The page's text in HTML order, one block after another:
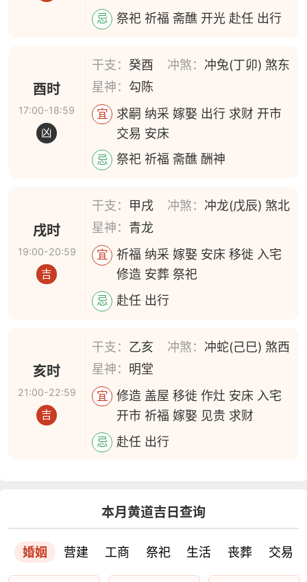
忌 祭祀 祈福 斋醮 开光 赴任 出行
酉时
17:00-18:59
凶
干支：癸酉 冲煞： 冲兔(丁卯) 煞东
星神： 勾陈
宜
求嗣 纳采 嫁娶 出行 求财 开市
交易 安床
忌 祭祀 祈福 斋醮 酬神
戌时
19:00-20:59
吉
干支： 甲戌 冲煞： 冲龙(戊辰) 煞北
星神： 青龙
宜
祈福 纳采 嫁娶 安床 移徙 入宅
修造 安葬 祭祀
忌 赴任 出行
亥时
21:00-22:59
吉
干支： 乙亥 冲煞： 冲蛇(己巳) 煞西
星神： 明堂
宜
修造 盖屋 移徙 作灶 安床 入宅
开市 祈福 嫁娶 见贵 求财
忌 赴任 出行
本月黄道吉日查询
婚姻 营建 工商 祭祀 生活 丧葬 交易